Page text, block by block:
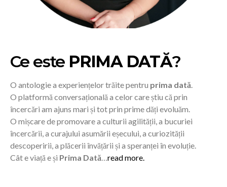
Ce este PRIMA DATĂ?
O antologie a experiențelor trăite pentru prima dată.
O platformă conversațională a celor care știu că prin
încercări am ajuns mari și tot prin prime dăți evoluăm.
O mișcare de promovare a culturii agilității, a bucuriei
încercării, a curajului asumării eșecului, a curiozității
descoperirii, a plăcerii învățării și a speranței în evoluție.
Cât e viață e și Prima Dată…read more.